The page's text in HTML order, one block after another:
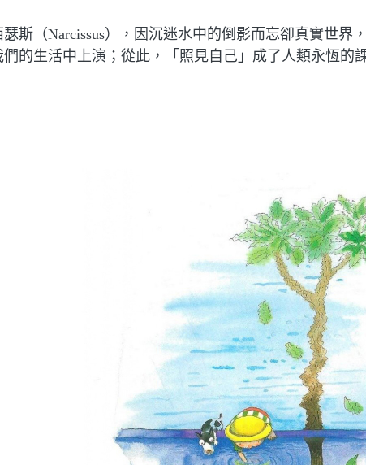
（Narcissus），因沉迷水中的倒影而忘卻真實世界
的生活中上演；從此，「照見自己」成了人類永恆的